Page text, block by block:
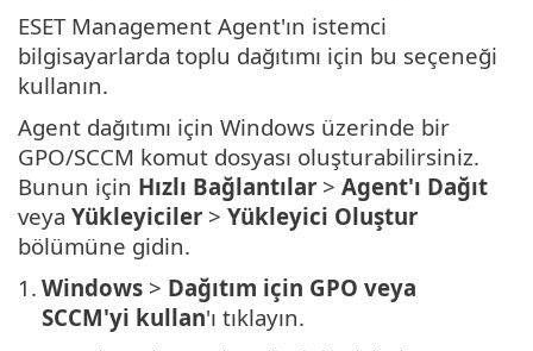
ESET Management Agent'ın istemci
bilgisayarlarda toplu dağıtımı için bu seçeneği
kullanın.
Agent dağıtımı için Windows üzerinde bir
GPO/SCCM komut dosyası oluşturabilirsiniz.
Bunun için Hızlı Bağlantılar > Agent'ı Dağıt
veya Yükleyiciler > Yükleyici Oluştur
bölümüne gidin.
1. Windows > Dağıtım için GPO veya
SCCM'yi kullan'ı tıklayın.